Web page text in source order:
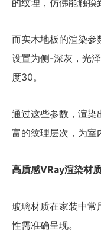
而实木地板的渲染参
设置为侧-深灰，光
度30。
通过这些参数，渲染
富的纹理层次，为室
高质感VRay渲染材
玻璃材质在家装中常
性需准确呈现。